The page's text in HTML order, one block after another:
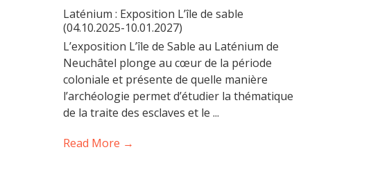
Laténium : Exposition L’île de sable
(04.10.2025-10.01.2027)
L’exposition L’île de Sable au Laténium de
Neuchâtel plonge au cœur de la période
coloniale et présente de quelle manière
l’archéologie permet d’étudier la thématique
de la traite des esclaves et le ...
Read More →